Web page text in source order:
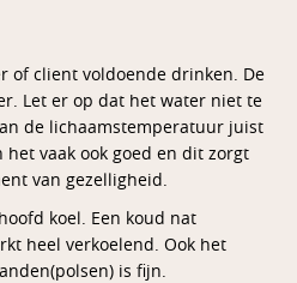
of client voldoende drinken. De
Let er op dat het water niet te
de lichaamstemperatuur juist
vaak ook goed en dit zorgt
van gezelligheid.
koel. Een koud nat
heel verkoelend. Ook het
is fijn.